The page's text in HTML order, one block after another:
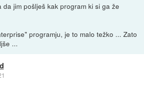
jim pošlješ kak program ki si ga že
programju, je to malo težko ... Zato
...